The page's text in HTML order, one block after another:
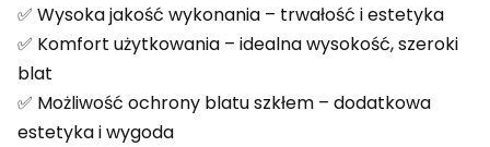
✅ Wysoka jakość wykonania – trwałość i estetyka
✅ Komfort użytkowania – idealna wysokość, szeroki
blat
✅ Możliwość ochrony blatu szkłem – dodatkowa
estetyka i wygoda